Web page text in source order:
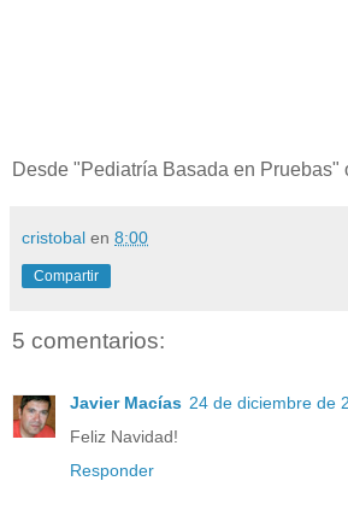
Desde "Pediatría Basada en
cristobal en 8:00
Compartir
5 comentarios:
Javier Macías 24 de diciembre de
Feliz Navidad!
Responder